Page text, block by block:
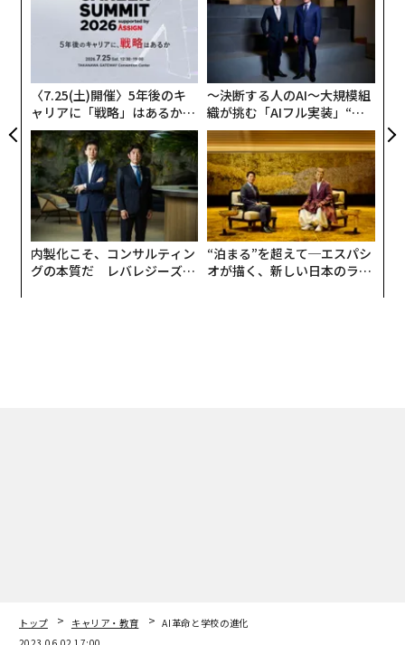
〈7.25(土)開催〉5年後のキ
ャリアに「戦略」はあるか。
トップエグゼクティブのキャ
リアに触れる1日│CAREER S
UMMIT 2026
〜決断する人のAI〜大規模組
織が挑む「AIフル実装」“使
う”企業から“動く”企業へ【N
TTドコモビジネス×PwC】
内製化こそ、コンサルティン
グの本質だ レバレジーズが
“泊まる”を超えて─エスパシ
オが描く、新しい日本のラグ